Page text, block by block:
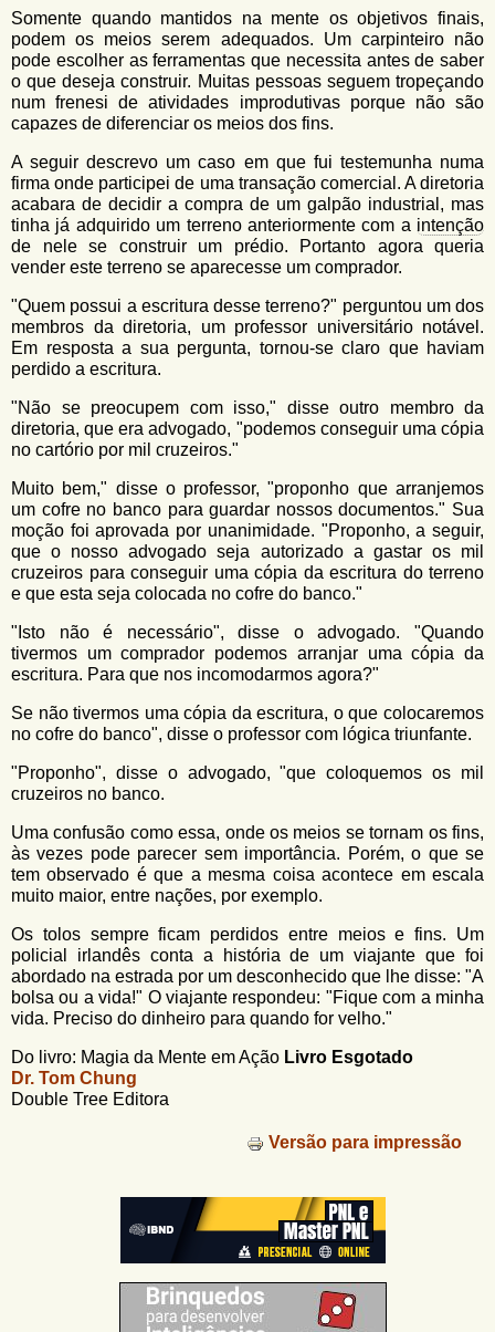
Somente quando mantidos na mente os objetivos finais,
podem os meios serem adequados. Um carpinteiro não
pode escolher as ferramentas que necessita antes de saber
o que deseja construir. Muitas pessoas seguem tropeçando
num frenesi de atividades improdutivas porque não são
capazes de diferenciar os meios dos fins.
A seguir descrevo um caso em que fui testemunha numa
firma onde participei de uma transação comercial. A diretoria
acabara de decidir a compra de um galpão industrial, mas
tinha já adquirido um terreno anteriormente com a intenção
de nele se construir um prédio. Portanto agora queria
vender este terreno se aparecesse um comprador.
"Quem possui a escritura desse terreno?" perguntou um dos
membros da diretoria, um professor universitário notável.
Em resposta a sua pergunta, tornou-se claro que haviam
perdido a escritura.
"Não se preocupem com isso," disse outro membro da
diretoria, que era advogado, "podemos conseguir uma cópia
no cartório por mil cruzeiros."
Muito bem," disse o professor, "proponho que arranjemos
um cofre no banco para guardar nossos documentos." Sua
moção foi aprovada por unanimidade. "Proponho, a seguir,
que o nosso advogado seja autorizado a gastar os mil
cruzeiros para conseguir uma cópia da escritura do terreno
e que esta seja colocada no cofre do banco."
"Isto não é necessário", disse o advogado. "Quando
tivermos um comprador podemos arranjar uma cópia da
escritura. Para que nos incomodarmos agora?"
Se não tivermos uma cópia da escritura, o que colocaremos
no cofre do banco", disse o professor com lógica triunfante.
"Proponho", disse o advogado, "que coloquemos os mil
cruzeiros no banco.
Uma confusão como essa, onde os meios se tornam os fins,
às vezes pode parecer sem importância. Porém, o que se
tem observado é que a mesma coisa acontece em escala
muito maior, entre nações, por exemplo.
Os tolos sempre ficam perdidos entre meios e fins. Um
policial irlandês conta a história de um viajante que foi
abordado na estrada por um desconhecido que lhe disse: "A
bolsa ou a vida!" O viajante respondeu: "Fique com a minha
vida. Preciso do dinheiro para quando for velho."
Do livro: Magia da Mente em Ação Livro Esgotado
Dr. Tom Chung
Double Tree Editora
Versão para impressão